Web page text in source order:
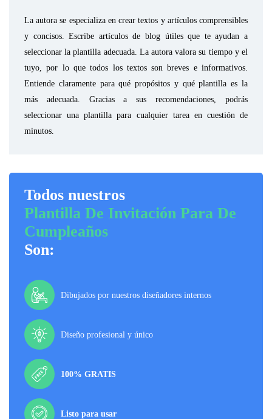
La autora se especializa en crear textos y artículos comprensibles
y concisos. Escribe artículos de blog útiles que te ayudan a
seleccionar la plantilla adecuada. La autora valora su tiempo y el
tuyo, por lo que todos los textos son breves e informativos.
Entiende claramente para qué propósitos y qué plantilla es la
más adecuada. Gracias a sus recomendaciones, podrás
seleccionar una plantilla para cualquier tarea en cuestión de
minutos.
Todos nuestros
Plantilla De Invitación Para De
Cumpleaños
Son:
Dibujados por nuestros diseñadores internos
Diseño profesional y único
100% GRATIS
Listo para usar